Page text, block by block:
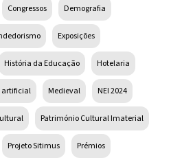
Congressos Demografia
Exposições
História da Educação Hotelaria
artificial Medieval NEI 2024
Património Cultural Imaterial
Projeto Sitimus Prémios